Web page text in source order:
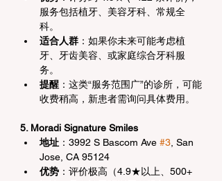
服务包括植牙、美容牙科、常规全
科。
适合人群 ：如果你未来可能考虑植
牙、牙齿美容、或家庭综合牙科服
务。
提醒 ：这类“服务范围广”的诊所，可能
收费稍高，新患者需询问具体费用。
5. Moradi Signature Smiles
地址 ：3992 S Bascom Ave #3 , San
Jose, CA 95124
优势 ：评价极高（4.9★以上、500+